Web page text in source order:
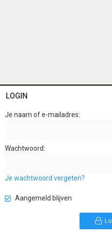
LOGIN
Je naam of e-mailadres
Wachtwoord
Je wachtwoord vergeten?
Aangemeld blijven